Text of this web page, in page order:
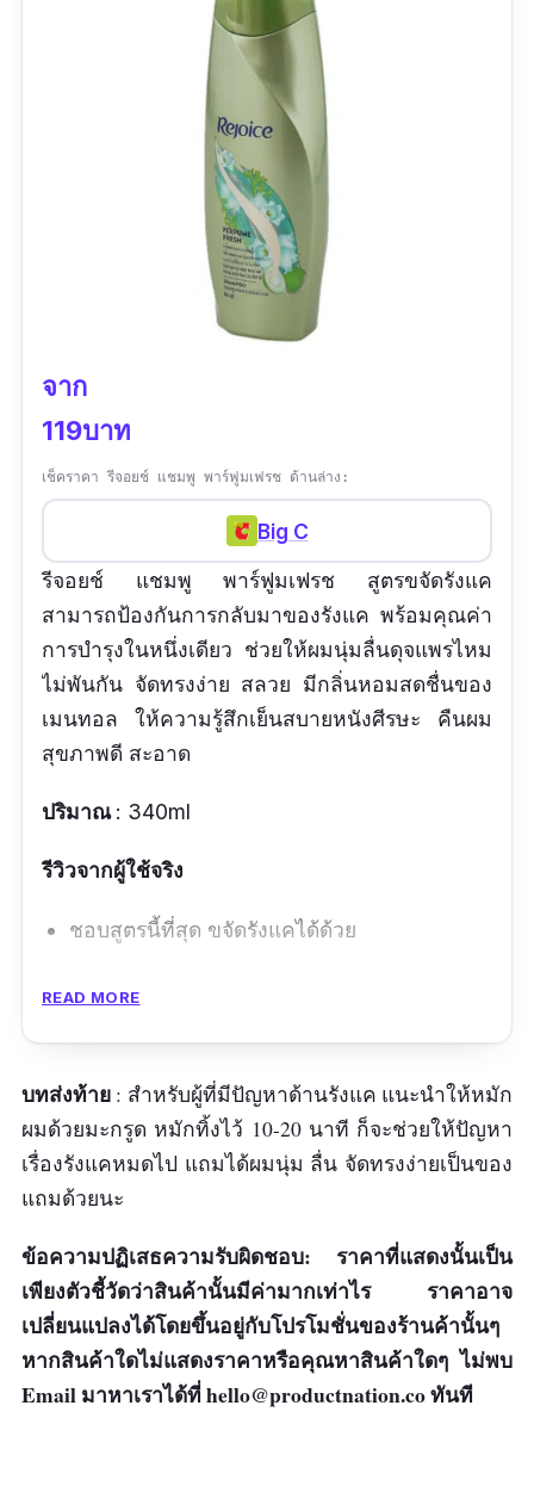
จาก
119บาท
เช็คราคา รีจอยช์ แชมพู พาร์ฟูมเฟรช ด้านล่าง:
Big C
รีจอยช์ แชมพู พาร์ฟูมเฟรช สูตรขจัดรังแค
สามารถป้องกันการกลับมาของรังแค พร้อมคุณค่า
การบำรุงในหนึ่งเดียว ช่วยให้ผมนุ่มลื่นดุจแพรไหม
ไม่พันกัน จัดทรงง่าย สลวย มีกลิ่นหอมสดชื่นของ
เมนทอล ให้ความรู้สึกเย็นสบายหนังศีรษะ คืนผม
สุขภาพดี สะอาด
ปริมาณ: 340ml
รีวิวจากผู้ใช้จริง
ชอบสูตรนี้ที่สุด ขจัดรังแคได้ด้วย
ข้อดี
กลิ่นหอม
ผมลื่น
ขจัดรังแค
ข้อเสีย
ราคาแพง
READ MORE
บทส่งท้าย : สำหรับผู้ที่มีปัญหาด้านรังแค แนะนำให้หมัก
ผมด้วยมะกรูด หมักทิ้งไว้ 10-20 นาที ก็จะช่วยให้ปัญหา
เรื่องรังแคหมดไป แถมได้ผมนุ่ม ลื่น จัดทรงง่ายเป็นของ
แถมด้วยนะ
ข้อความปฏิเสธความรับผิดชอบ: ราคาที่แสดงนั้นเป็น
เพียงตัวชี้วัดว่าสินค้านั้นมีค่ามากเท่าไร ราคาอาจ
เปลี่ยนแปลงได้โดยขึ้นอยู่กับโปรโมชั่นของร้านค้านั้นๆ
หากสินค้าใดไม่แสดงราคาหรือคุณหาสินค้าใดๆ ไม่พบ
Email มาหาเราได้ที่hello@productnation.coทันที